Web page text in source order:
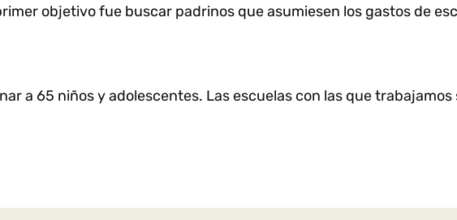
objetivo fue buscar padrinos que asumiesen los gastos de
a 65 niños y adolescentes. Las escuelas con las que trabajamos